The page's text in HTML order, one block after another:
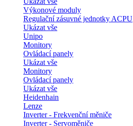
Výkonové moduly
Regulační zásuvné jednotky ACPU
Ukázat vše
Unipo
Monitory
Ovládací panely
Ukázat vše
Monitory
Ovládací panely
Ukázat vše
Heidenhain
Lenze
Inverter - Frekvenční měniče
Inverter - Servoměniče